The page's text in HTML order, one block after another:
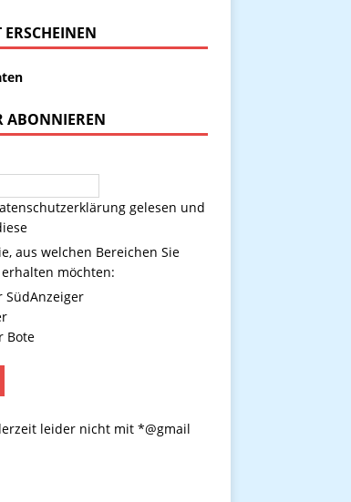
ABONNIEREN
gelesen und
aus welchen Bereichen Sie
möchten:
SüdAnzeiger
Bote
leider nicht mit *@gmail